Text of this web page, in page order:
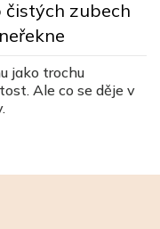
čistých zubech
jako trochu
Ale co se děje v